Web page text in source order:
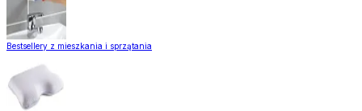
Bestsellery z mieszkania i sprzątania